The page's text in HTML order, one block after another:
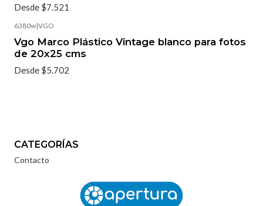
Desde $7.521
6380w|VGO
Vgo Marco Plástico Vintage blanco para fotos
de 20x25 cms
Desde $5.702
CATEGORÍAS
Contacto